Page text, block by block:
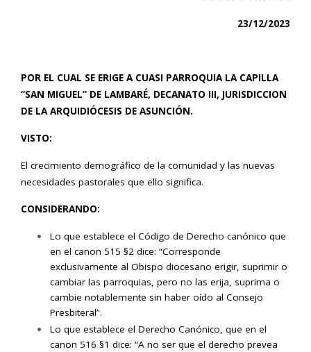
23/12/2023
POR EL CUAL SE ERIGE A CUASI PARROQUIA LA CAPILLA
“SAN MIGUEL” DE LAMBARÉ, DECANATO III, JURISDICCION
DE LA ARQUIDIÓCESIS DE ASUNCIÓN.
VISTO:
El crecimiento demográfico de la comunidad y las nuevas
necesidades pastorales que ello significa.
CONSIDERANDO:
Lo que establece el Código de Derecho canónico que
en el canon 515 §2 dice: “Corresponde
exclusivamente al Obispo diocesano erigir, suprimir o
cambiar las parroquias, pero no las erija, suprima o
cambie notablemente sin haber oído al Consejo
Presbiteral”.
Lo que establece el Derecho Canónico, que en el
canon 516 §1 dice: “A no ser que el derecho prevea